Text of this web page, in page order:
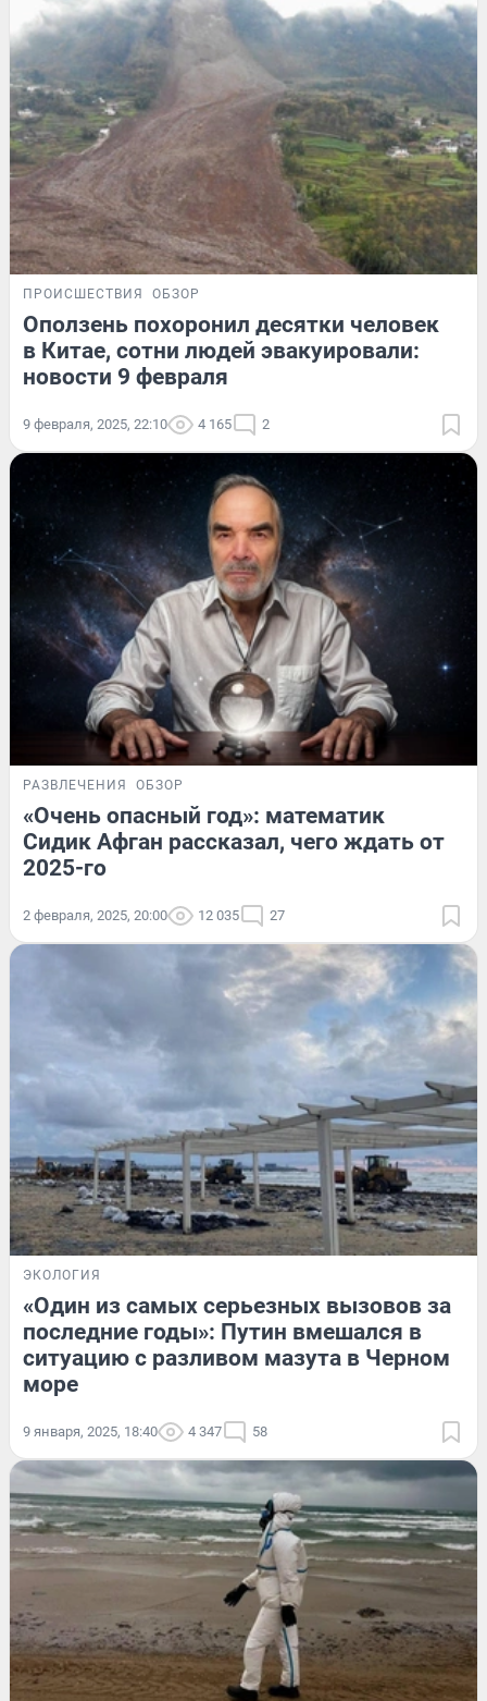
ПРОИСШЕСТВИЯ ОБЗОР
Оползень похоронил десятки человек
в Китае, сотни людей эвакуировали:
новости 9 февраля
9 февраля, 2025, 22:10 4 165 2
РАЗВЛЕЧЕНИЯ ОБЗОР
«Очень опасный год»: математик
Сидик Афган рассказал, чего ждать от
2025-го
2 февраля, 2025, 20:00 12 035 27
ЭКОЛОГИЯ
«Один из самых серьезных вызовов за
последние годы»: Путин вмешался в
ситуацию с разливом мазута в Черном
море
9 января, 2025, 18:40 4 347 58